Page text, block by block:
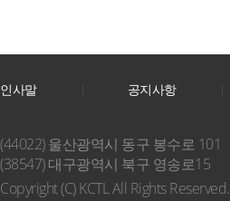
인사말 공지사항
(44022) 울산광역시 동구 봉수로 101
(38547) 대구광역시 북구 영송로15
Copyright (C) KCTL All Rights Reserved.